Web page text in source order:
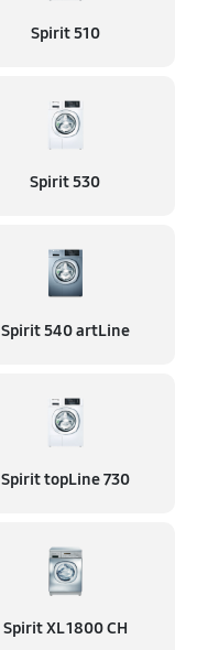
Spirit 510
Spirit 530
Spirit 540 artLine
Spirit topLine 730
Spirit XL 1800 CH